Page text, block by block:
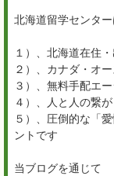
北海道留学センター
１）、北海道在住
２）、カナダ・オ
３）、無料手配エ
４）、人と人の繋
５）、圧倒的な「
ントです
当ブログを通じて